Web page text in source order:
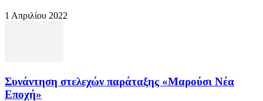
1 Απριλίου 2022
Συνάντηση στελεχών παράταξης «Μαρούσι Νέα
Εποχή»